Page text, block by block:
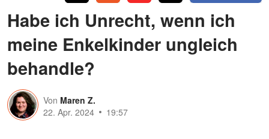
Habe ich Unrecht, wenn ich
meine Enkelkinder ungleich
behandle?
Von Maren Z.
22. Apr. 2024
19:57